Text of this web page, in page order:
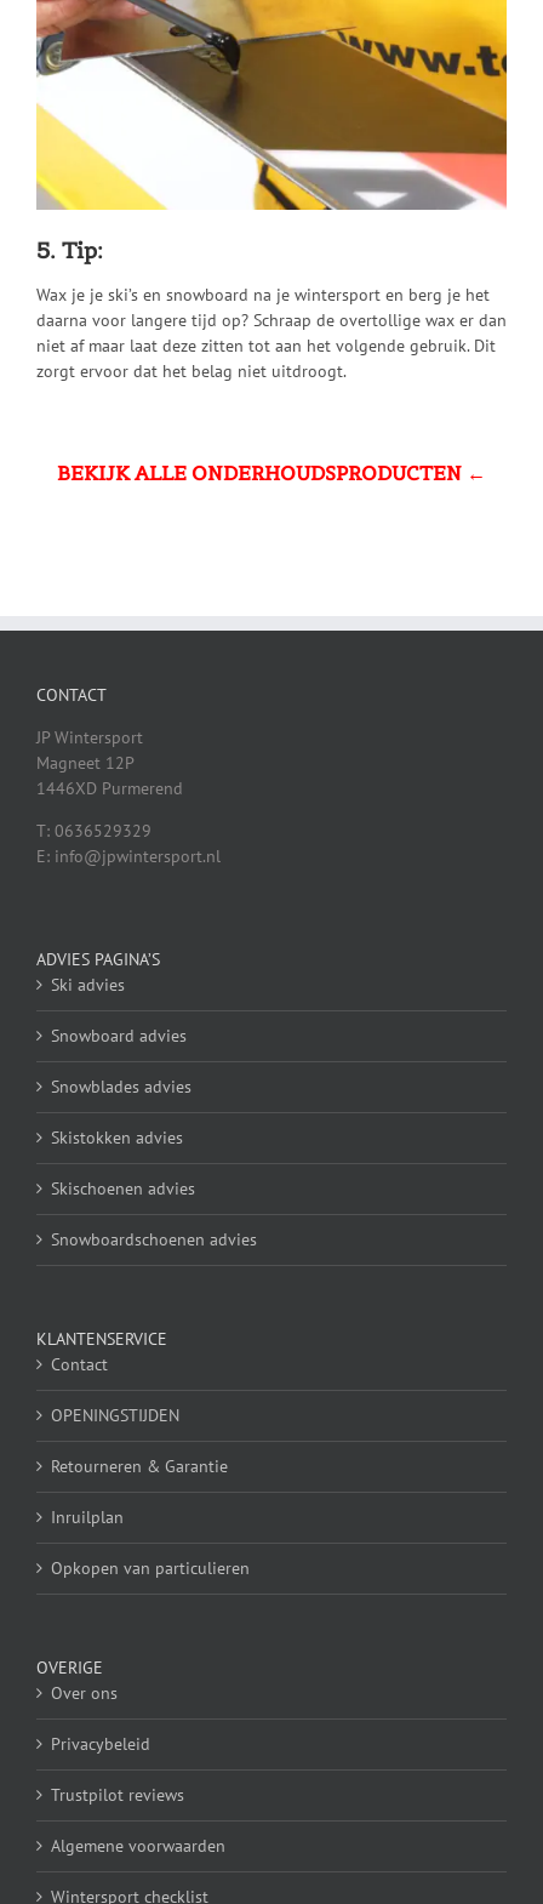
5. Tip:
Wax je je ski’s en snowboard na je wintersport en berg je het
daarna voor langere tijd op? Schraap de overtollige wax er dan
niet af maar laat deze zitten tot aan het volgende gebruik. Dit
zorgt ervoor dat het belag niet uitdroogt.
BEKIJK ALLE ONDERHOUDSPRODUCTEN ←
CONTACT
JP Wintersport
Magneet 12P
1446XD Purmerend
T: 0636529329
E: info@jpwintersport.nl
ADVIES PAGINA’S
Ski advies
Snowboard advies
Snowblades advies
Skistokken advies
Skischoenen advies
Snowboardschoenen advies
KLANTENSERVICE
Contact
OPENINGSTIJDEN
Retourneren & Garantie
Inruilplan
Opkopen van particulieren
OVERIGE
Over ons
Privacybeleid
Trustpilot reviews
Algemene voorwaarden
Wintersport checklist